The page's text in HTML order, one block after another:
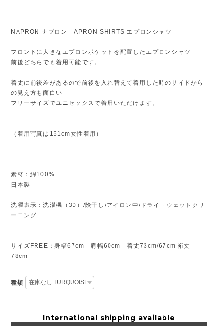
NAPRON ナプロン APRON SHIRTS エプロンシャツ
フロントに大きなエプロンポケットを配置したエプロンシャツ
前後どちらでも着用可能です。
着丈に前後差があるので前後を入れ替えて着用した時のサイドから
の見え方も面白い
フリーサイズでユニセックスで着用いただけます。
（着用写真は161cm女性着用）
素材：綿100%
日本製
洗濯表示：洗濯機（30）/陰干し/アイロン中/ドライ・ウェットクリ
ーニング
サイズFREE：身幅67cm 肩幅60cm 着丈73cm/67cm 裄丈
78cm
種類
International shipping available